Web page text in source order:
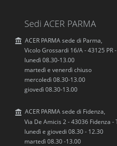
Sedi ACER PARMA
ACER PARMA sede di Parma,
Vicolo Grossardi 16/A - 43125 PR
lunedì 08.30-13.00
martedì e venerdì chiuso
mercoledì 08.30-13.00
giovedì 08.30-13.00
ACER PARMA sede di Fidenza,
Via De Amicis 2 - 43036 Fidenza
lunedì e giovedi 08.30 - 12.30
martedì 08.30 -13.00